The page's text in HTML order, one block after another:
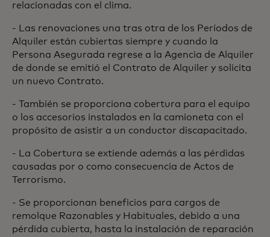
relacionadas con el clima.
- Las renovaciones una tras otra de los Períodos de
Alquiler están cubiertas siempre y cuando la
Persona Asegurada regrese a la Agencia de Alquiler
de donde se emitió el Contrato de Alquiler y solicita
un nuevo Contrato.
- También se proporciona cobertura para el equipo
o los accesorios instalados en la camioneta con el
propósito de asistir a un conductor discapacitado.
- La Cobertura se extiende además a las pérdidas
causadas por o como consecuencia de Actos de
Terrorismo.
- Se proporcionan beneficios para cargos de
remolque Razonables y Habituales, debido a una
pérdida cubierta, hasta la instalación de reparación